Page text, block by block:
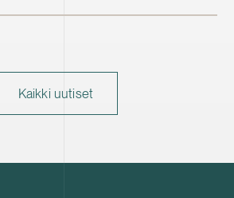
Kaikki uutiset